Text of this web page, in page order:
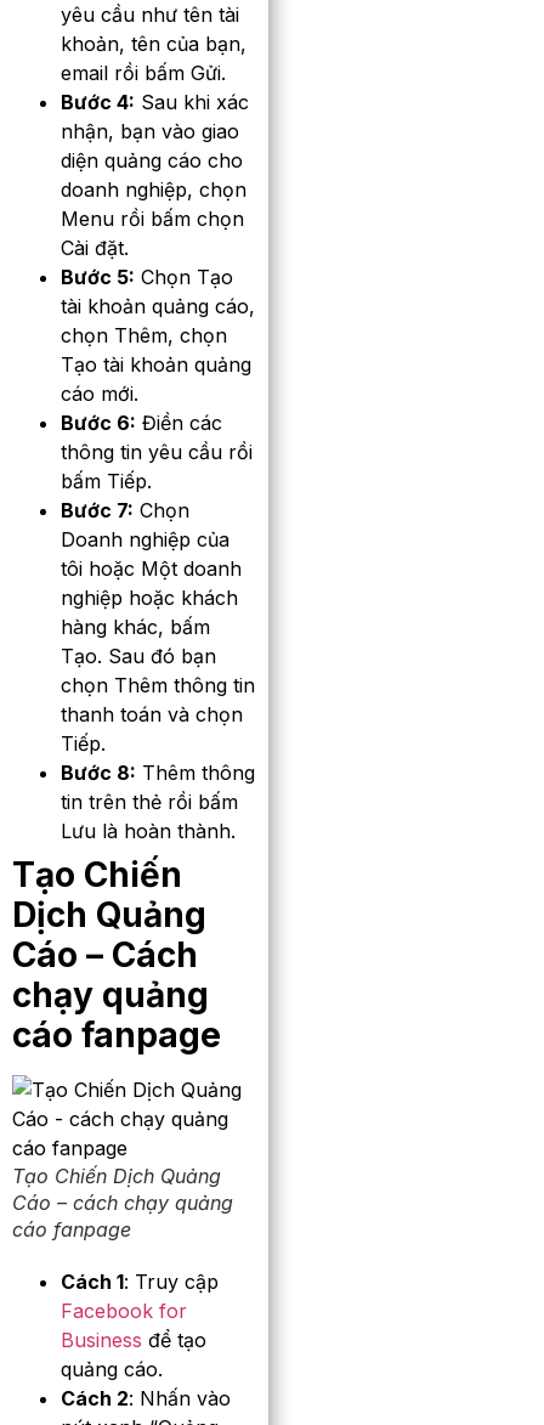
yêu cầu như tên tài
khoản, tên của bạn,
email rồi bấm Gửi.
Bước 4: Sau khi xác
nhận, bạn vào giao
diện quảng cáo cho
doanh nghiệp, chọn
Menu rồi bấm chọn
Cài đặt.
Bước 5: Chọn Tạo
tài khoản quảng cáo,
chọn Thêm, chọn
Tạo tài khoản quảng
cáo mới.
Bước 6: Điền các
thông tin yêu cầu rồi
bấm Tiếp.
Bước 7: Chọn
Doanh nghiệp của
tôi hoặc Một doanh
nghiệp hoặc khách
hàng khác, bấm
Tạo. Sau đó bạn
chọn Thêm thông tin
thanh toán và chọn
Tiếp.
Bước 8: Thêm thông
tin trên thẻ rồi bấm
Lưu là hoàn thành.
Tạo Chiến
Dịch Quảng
Cáo – Cách
chạy quảng
cáo fanpage
Tạo Chiến Dịch Quảng
Cáo – cách chạy quảng
cáo fanpage
Cách 1: Truy cập
Facebook for
Business để tạo
quảng cáo.
Cách 2: Nhấn vào